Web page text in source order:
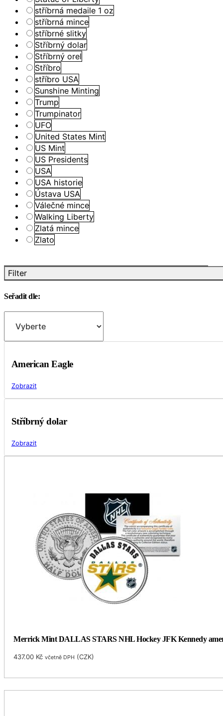
stříbrná medaile 1 oz
stříbrná mince
stříbrné slitky
Stříbrný dolar
Stříbrný orel
Stříbro
stříbro USA
Sunshine Minting
Trump
Trumpinator
UFO
United States Mint
US Mint
US Presidents
USA
USA historie
Ústava USA
Válečné mince
Walking Liberty
Zlatá mince
Zlato
Filter
Seřadit dle:
American Eagle
Zobrazit
Stříbrný dolar
Zobrazit
Merrick Mint DALLAS STARS NHL Hockey JFK Kennedy
437.00 Kč včetně DPH (CZK)